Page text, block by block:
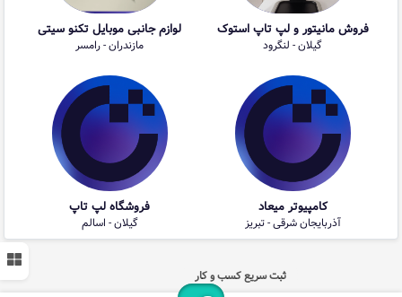
فروش مانیتور و لپ تاپ استوک
گیلان - لنگرود
لوازم جانبی موبایل تکنو سیتی
مازندران - رامسر
کامپیوتر میعاد
آذربایجان شرقی - تبریز
فروشگاه لپ تاپ
گیلان - اسالم
ثبت سریع کسب و کار